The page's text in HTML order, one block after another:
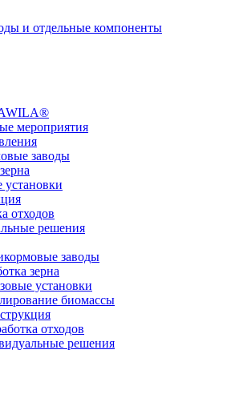
и отдельные компоненты
®
мероприятия
заводы
установки
отходов
решения
заводы
зерна
установки
биомассы
отходов
решения